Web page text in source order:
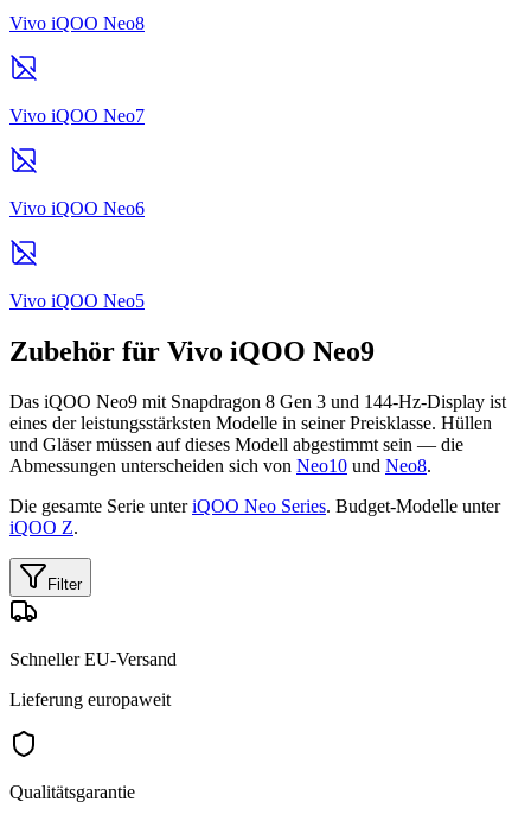
Vivo iQOO Neo8
Vivo iQOO Neo7
Vivo iQOO Neo6
Vivo iQOO Neo5
Zubehör für Vivo iQOO Neo9
Das iQOO Neo9 mit Snapdragon 8 Gen 3 und 144-Hz-Display ist
eines der leistungsstärksten Modelle in seiner Preisklasse. Hüllen
und Gläser müssen auf dieses Modell abgestimmt sein — die
Abmessungen unterscheiden sich von Neo10 und Neo8.
Die gesamte Serie unteriQOO Neo Series. Budget-Modelle unter
iQOO Z.
Filter
Schneller EU-Versand
Lieferung europaweit
Qualitätsgarantie